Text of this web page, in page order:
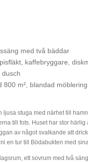
med två bäddar
kaffebryggare,
dusch
m², blandad
stuga med närhet till
till fots. Huset har stor
av något svalkande att
en tur till Bödabukten med
ett sovrum med två